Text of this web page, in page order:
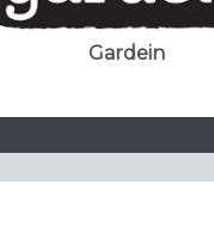
Gardein